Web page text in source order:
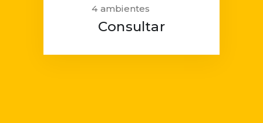
4 ambientes
Consultar